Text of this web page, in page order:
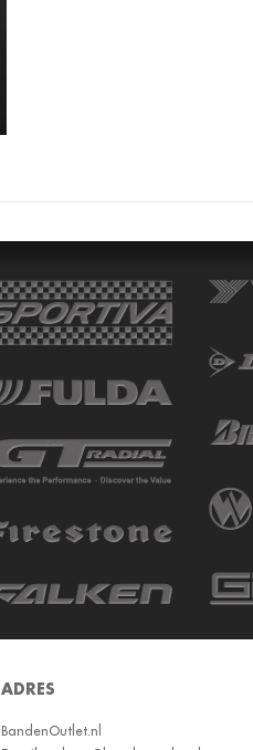
ADRES
BandenOutlet.nl